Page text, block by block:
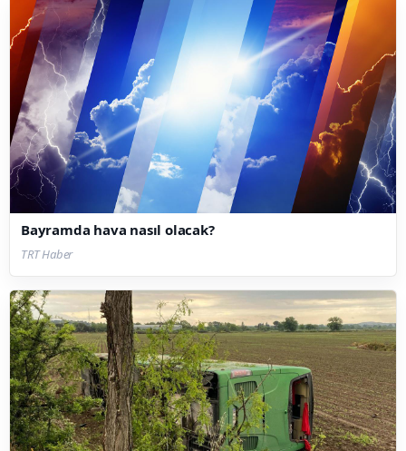
Bayramda hava nasıl olacak?
TRT Haber